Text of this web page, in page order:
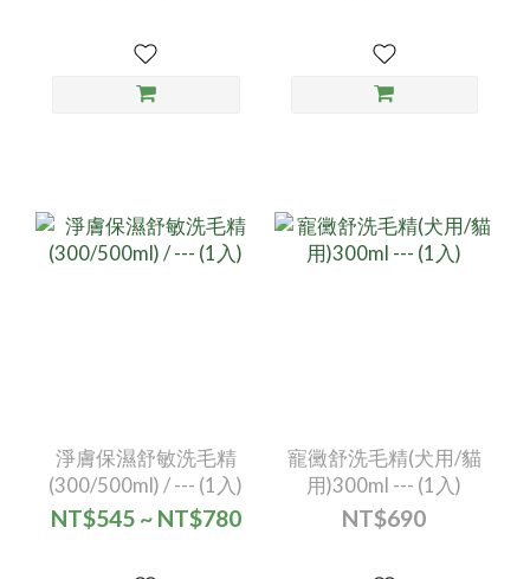
淨膚保濕舒敏洗毛精
(300/500ml) / --- (1入)
NT$545 ~ NT$780
寵黴舒洗毛精(犬用/貓
用)300ml --- (1入)
NT$690